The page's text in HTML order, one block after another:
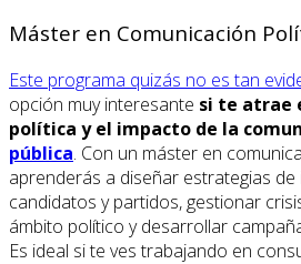
Máster en Comunicación
Este programa quizás no es tan
opción muy interesante si te atrae
política y el impacto de la
pública. Con un máster en
aprenderás a diseñar estrategias de
candidatos y partidos, gestionar
ámbito político y desarrollar
Es ideal si te ves trabajando en